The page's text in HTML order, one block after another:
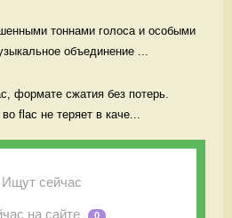
тоннами голоса и особыми
объединение ...
формате сжатия без потерь.
flac не теряет в каче...
Ищут сейчас
на сайте 0